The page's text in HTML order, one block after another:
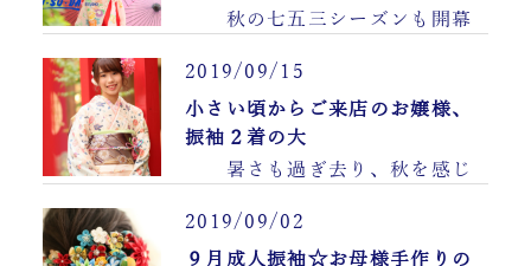
秋の七五三シーズンも開幕
衣装セ……
2019/09/15
小さい頃からご来店のお嬢様、
振袖２着の大
暑さも過ぎ去り、秋を感じ
……
2019/09/02
９月成人振袖☆お母様手作りの